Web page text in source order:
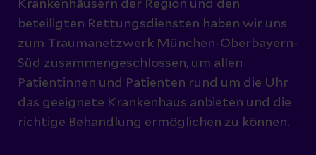
Krankenhäusern der Region und den
beteiligten Rettungsdiensten haben wir uns
zum Traumanetzwerk München-Oberbayern-
Süd zusammengeschlossen, um allen
Patientinnen und Patienten rund um die Uhr
das geeignete Krankenhaus anbieten und die
richtige Behandlung ermöglichen zu können.